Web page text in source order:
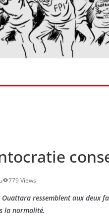
779 Views
ressemblent aux deux
la normalité.